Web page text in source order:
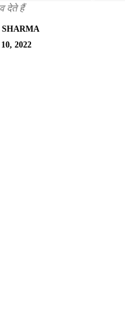
देते हैं
2022